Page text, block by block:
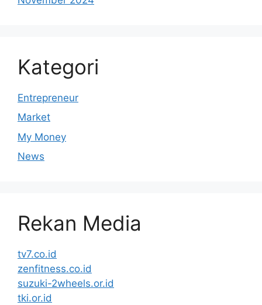
Kategori
Entrepreneur
Market
My Money
News
Rekan Media
tv7.co.id
zenfitness.co.id
suzuki-2wheels.or.id
tki.or.id